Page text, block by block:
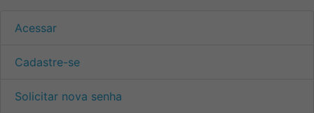
Acessar
Cadastre-se
Solicitar nova senha